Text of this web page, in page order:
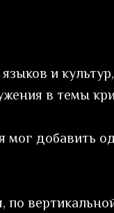
и
в темы
добавить